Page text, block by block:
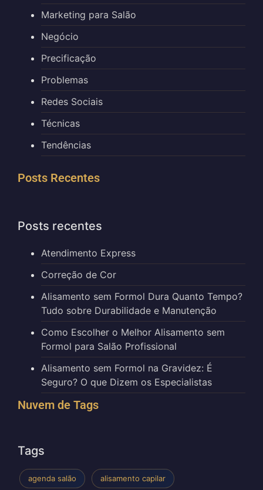
Marketing para Salão
Negócio
Precificação
Problemas
Redes Sociais
Técnicas
Tendências
Posts Recentes
Posts recentes
Atendimento Express
Correção de Cor
Alisamento sem Formol Dura Quanto Tempo?
Tudo sobre Durabilidade e Manutenção
Como Escolher o Melhor Alisamento sem
Formol para Salão Profissional
Alisamento sem Formol na Gravidez: É
Seguro? O que Dizem os Especialistas
Nuvem de Tags
Tags
agenda salão alisamento capilar